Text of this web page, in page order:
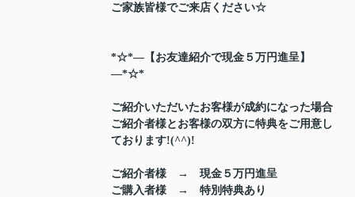
ご家族皆様でご来店ください☆
*☆*―【お友達紹介で現金５万円進呈】
―*☆*
ご紹介いただいたお客様が成約になった場合
ご紹介者様とお客様の双方に特典をご用意し
ております!(^^)!
ご紹介者様 → 現金５万円進呈
ご購入者様 → 特別特典あり